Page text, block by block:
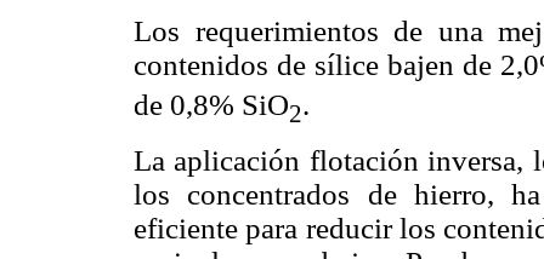
Los requerimientos de una
contenidos de sílice bajen de
de 0,8% SiO2.
La aplicación flotación inversa,
los concentrados de hierro,
eficiente para reducir los